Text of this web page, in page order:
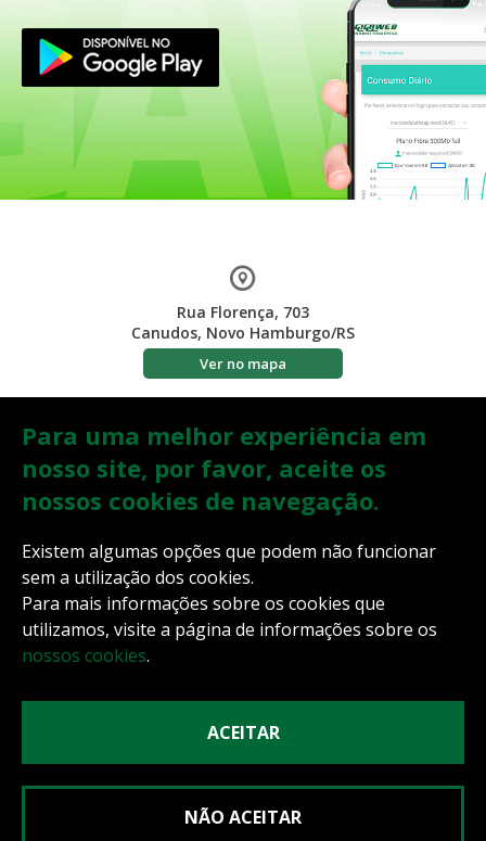
Rua Florença, 703
Canudos, Novo Hamburgo/RS
Ver no mapa
0800 051 5000
contato@gigawebtecnologia.com.br
PARCERIAS
Para uma melhor experiência em
nosso site, por favor, aceite os
nossos cookies de navegação.
Existem algumas opções que podem não funcionar
sem a utilização dos cookies.
Para mais informações sobre os cookies que
utilizamos, visite a página de informações sobre os
nossos cookies.
ACEITAR
NÃO ACEITAR